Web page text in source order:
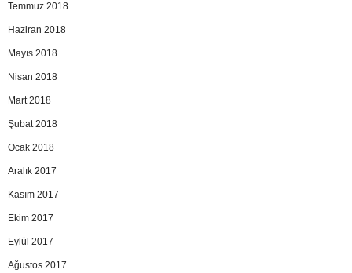
Temmuz 2018
Haziran 2018
Mayıs 2018
Nisan 2018
Mart 2018
Şubat 2018
Ocak 2018
Aralık 2017
Kasım 2017
Ekim 2017
Eylül 2017
Ağustos 2017